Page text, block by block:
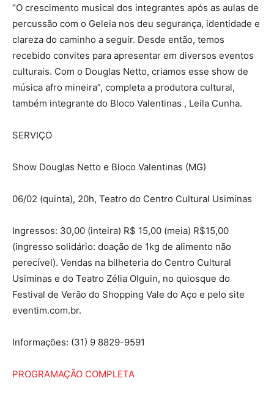
“O crescimento musical dos integrantes após as aulas de
percussão com o Geleia nos deu segurança, identidade e
clareza do caminho a seguir. Desde então, temos
recebido convites para apresentar em diversos eventos
culturais. Com o Douglas Netto, criamos esse show de
música afro mineira”, completa a produtora cultural,
também integrante do Bloco Valentinas , Leila Cunha.
SERVIÇO
Show Douglas Netto e Bloco Valentinas (MG)
06/02 (quinta), 20h, Teatro do Centro Cultural Usiminas
Ingressos: 30,00 (inteira) R$ 15,00 (meia) R$15,00
(ingresso solidário: doação de 1kg de alimento não
perecível). Vendas na bilheteria do Centro Cultural
Usiminas e do Teatro Zélia Olguin, no quiosque do
Festival de Verão do Shopping Vale do Aço e pelo site
eventim.com.br.
Informações: (31) 9 8829-9591
PROGRAMAÇÃO COMPLETA